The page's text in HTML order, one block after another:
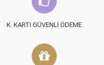
K. KARTI GÜVENLI ÖDEME